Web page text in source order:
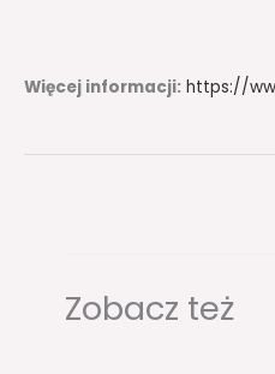
Więcej informacji: https://
Zobacz też